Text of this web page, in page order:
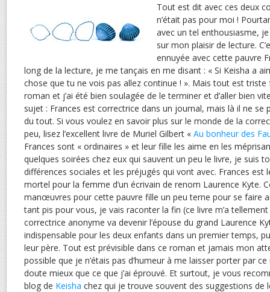
Tout est dit avec ces deux
n’était pas pour moi !
avec un tel enthousiasme,
sur mon plaisir de lecture.
ennuyée avec cette pauvre
long de la lecture, je me tançais en me disant : « Si Keisha a
chose que tu ne vois pas allez continue ! ». Mais tout est
roman et j’ai été bien soulagée de le terminer et d’aller bien
sujet : Frances est correctrice dans un journal, mais là il ne se
du tout. Si vous voulez en savoir plus sur le monde de la
peu, lisez l’excellent livre de Muriel Gilbert « Au bonheur des
Frances sont « ordinaires » et leur fille les aime en les
quelques soirées chez eux qui sauvent un peu le livre, je suis
différences sociales et les préjugés qui vont avec. Frances est
mortel pour la femme d’un écrivain de renom Laurence Kyte.
manœuvres pour cette pauvre fille un peu terne pour se faire
tant pis pour vous, je vais raconter la fin (ce livre m’a
correctrice anonyme va devenir l’épouse du grand Laurence
indispensable pour les deux enfants dans un premier temps,
leur père. Tout est prévisible dans ce roman et jamais mon
possible que je n’étais pas d’humeur à me laisser porter par
doute mieux que ce que j’ai éprouvé. Et surtout, je vous
blog de Keisha chez qui je trouve souvent des suggestions de